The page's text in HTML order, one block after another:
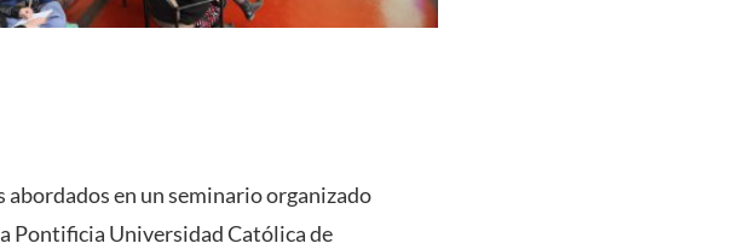
en un seminario organizado
Pontificia Universidad Católica de